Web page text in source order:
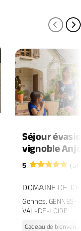
Séjour
vignoble
5 (5)
DOMAINE DE
Gennes, GENNES-
VAL-DE-LOIRE
Cadeau de